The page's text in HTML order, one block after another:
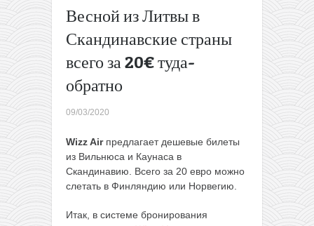
Весной из Литвы в
Скандинавские страны
всего за 20€ туда-
обратно
09/03/2020
Wizz Airпредлагает дешевые билеты
из Вильнюса и Каунаса в
Скандинавию. Всего за 20 евро можно
слетать в Финляндию или Норвегию.
Итак, в системе бронирования
inclusive
Варшавы
4 ночи в
цене